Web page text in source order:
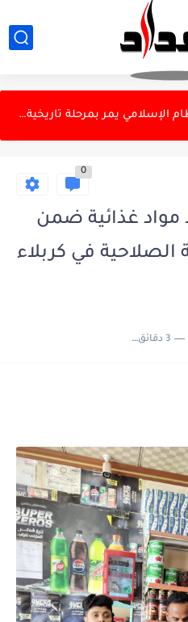
شرطة الكرخ تطيح بمتهم حرق عجلة مواطن في الغزالية
مكافحة الجريمة المنظمة تطيح بمتهمين بتجارة الأسلحة والاعتدة في...
مكافحة الجريمة المنظمة تطيح بمتهمين بتجارة الأسلحة والاعتدة في...
اعتماده في الطقس الحار ؟
0
مواد غذائية ضمن
الصلاحية في كربلاء
3 دقائق للقراءة